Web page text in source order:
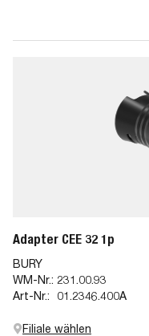
Adapter CEE 32 1p
BURY
WM-Nr.: 231.00.93
Art-Nr.:
01.2346.400A
Filiale wählen